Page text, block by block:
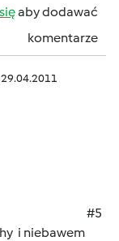
aby dodawać
komentarze
29.04.2011
#5
i niebawem